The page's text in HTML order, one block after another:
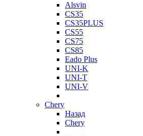
Alsvin
CS35
CS35PLUS
CS55
CS75
CS85
Eado Plus
UNI-K
UNI-T
UNI-V
Chery
Назад
Chery